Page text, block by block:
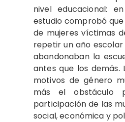
nivel educacional:
estudio comprobó que
de mujeres víctimas
repetir un año
abandonaban la
antes que los demás.
motivos de género
más el obstáculo
participación de las
social, económica y